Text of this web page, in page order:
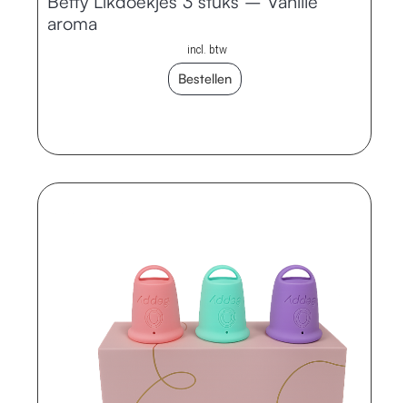
aroma
incl. btw
Bestellen